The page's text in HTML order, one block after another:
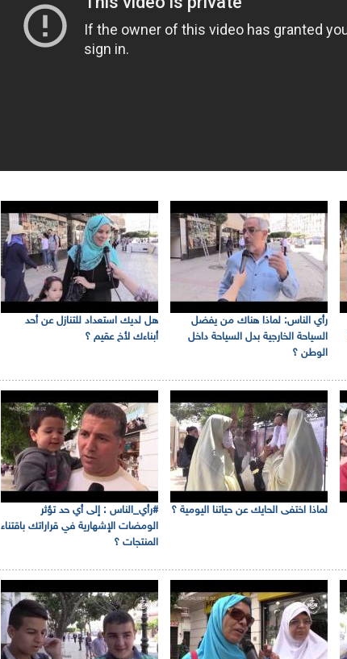
رأي الناس: لماذا هناك من يفضل
السياحة الخارجية بدل السياحة داخل
الوطن ؟
هل لديك استعداد للتنازل عن أحد
أبناءك لأخ عقيم ؟
لماذا اختفى الحايك عن حياتنا اليومية ؟
#رأي_الناس : إلى أي حد تؤثر
الومضات الإشهارية في قراراتك باقتناء
المنتجات ؟